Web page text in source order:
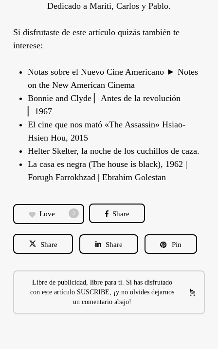
Dedicado a Mariti, Carlos y Pablo.
Si disfrutaste de este artículo quizás también te
interese:
Notas sobre el Nuevo Cine Americano ► Notes
on the New American Cinema
Bonnie and Clyde ▏Antes de la revolución
▏1967
El cine que nos mató «The Assassin» Hsiao-
Hsien Hou, 2015
Helter Skelter, la noche de los cuchillos de caza.
La casa es negra (The house is black), 1962 |
Forugh Farrokhzad | Ebrahim Golestan
Love 3 Share
Share Share Pin
Libre de publicidad, libre para ti. Si has disfrutado
con este artículo SUSCRIBE, ¡y no olvides dejarnos
un comentario abajo!